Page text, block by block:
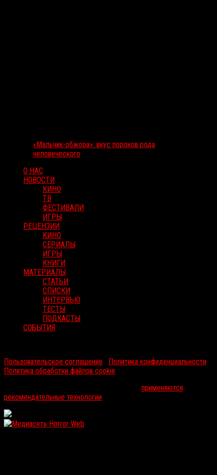
«Мальчик-обжора»: вкус пороков рода
человеческого
О НАС
НОВОСТИ
КИНО
ТВ
ФЕСТИВАЛИ
ИГРЫ
РЕЦЕНЗИИ
КИНО
СЕРИАЛЫ
ИГРЫ
КНИГИ
МАТЕРИАЛЫ
СТАТЬИ
СПИСКИ
ИНТЕРВЬЮ
ТЕСТЫ
ПОДКАСТЫ
СОБЫТИЯ
Пользовательское соглашение
Политика конфиденциальности
Политика обработки файлов cookie
применяются
рекомендательные технологии